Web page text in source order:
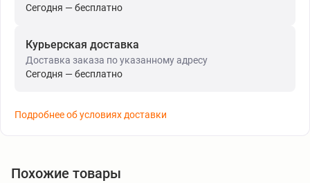
Сегодня — бесплатно
Курьерская доставка
Доставка заказа по указанному адресу
Сегодня — бесплатно
Подробнее об условиях доставки
Похожие товары